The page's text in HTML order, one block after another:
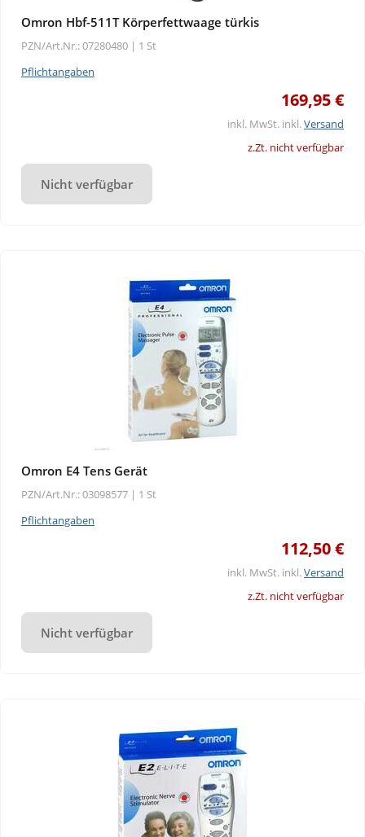
Omron Hbf-511T Körperfettwaage türkis
PZN/Art.Nr.: 07280480 | 1 St
Pflichtangaben
169,95 €
inkl. MwSt. inkl.Versand
z.Zt. nicht verfügbar
Nicht verfügbar
Omron E4 Tens Gerät
PZN/Art.Nr.: 03098577 | 1 St
Pflichtangaben
112,50 €
inkl. MwSt. inkl.Versand
z.Zt. nicht verfügbar
Nicht verfügbar